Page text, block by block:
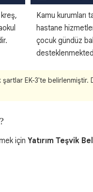
Kamu kurumları
hastane
çocuk gündüz
EK-3'te belirlenmiştir.
içinYatırım Teşvik